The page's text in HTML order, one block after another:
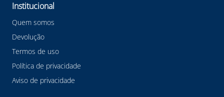
Institucional
Quem somos
Devolução
Termos de uso
Política de privacidade
Aviso de privacidade